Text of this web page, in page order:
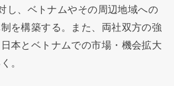
し、ベトナムやその周辺地域への
を構築する。また、両社双方の強
本とベトナムでの市場・機会拡大
。